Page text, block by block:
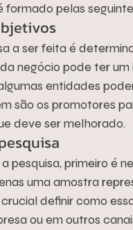
formado pelas
a ser feita é
negócio pode ter
entidades
são os promotores
deve ser melhorado.
pesquisa, primeiro é
uma amostra
definir como
ou em outros